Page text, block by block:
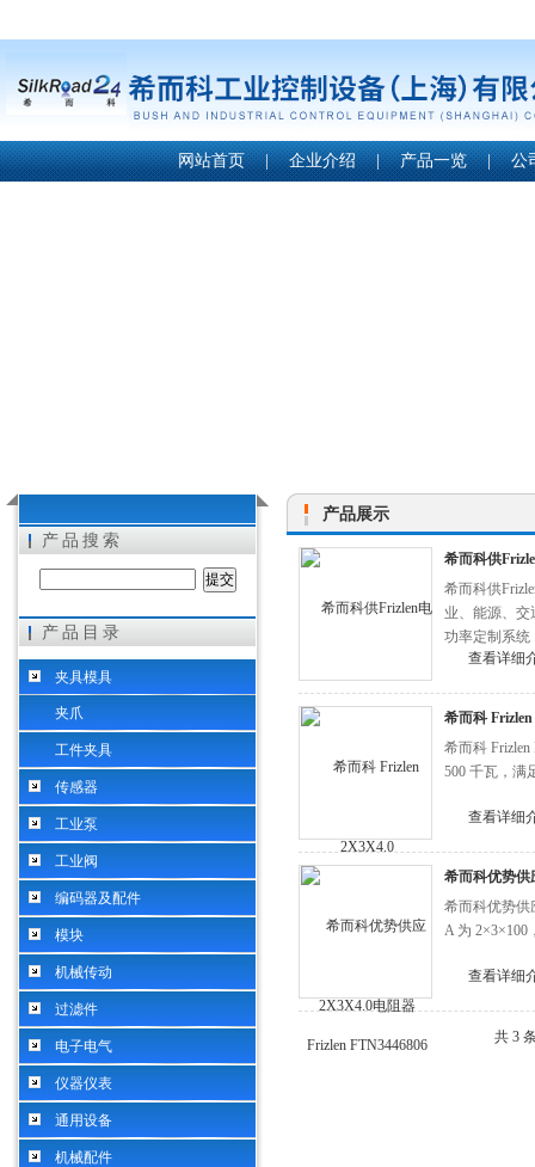
希而科工业控制设备（上海）有限公司
网站首页 | 企业介绍 | 产品一览 | 公
产品搜索
产品目录
夹具模具
夹爪
工件夹具
传感器
工业泵
工业阀
编码器及配件
模块
机械传动
过滤件
电子电气
仪器仪表
通用设备
机械配件
产品展示
希而科供
希而科供
业、能源、交
功率定制系统
查看详细
希而科
希而科
500 千瓦，满
查看详细
希而科优势供
希而科优势供
A 为 2×3×100
查看详细
共 3